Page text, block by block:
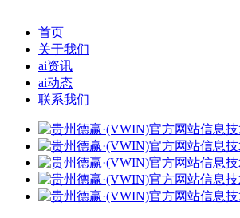
首页
关于我们
ai资讯
ai动态
联系我们